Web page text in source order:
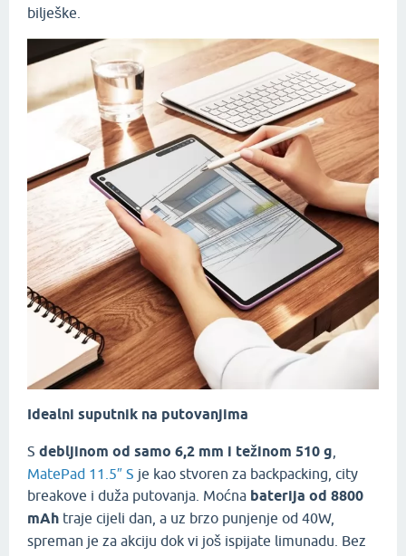
bilješke.
Idealni suputnik na putovanjima
S debljinom od samo 6,2 mm i težinom 510 g
MatePad 11.5″ S je kao stvoren za backpacking, city
breakove i duža putovanja. Moćna baterija od 8800
mAh traje cijeli dan, a uz brzo punjenje od 40W,
spreman je za akciju dok vi još ispijate limunadu. Bez